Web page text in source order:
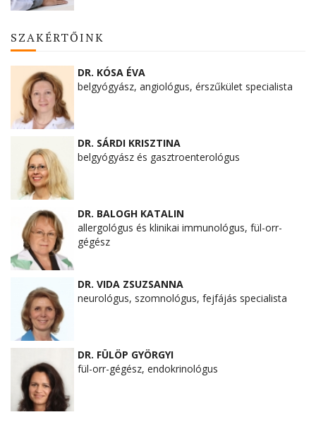
SZAKÉRTŐINK
DR. KÓSA ÉVA
belgyógyász, angiológus, érszűkület specialista
DR. SÁRDI KRISZTINA
belgyógyász és gasztroenterológus
DR. BALOGH KATALIN
allergológus és klinikai immunológus, fül-orr-
gégész
DR. VIDA ZSUZSANNA
neurológus, szomnológus, fejfájás specialista
DR. FÜLÖP GYÖRGYI
fül-orr-gégész, endokrinológus